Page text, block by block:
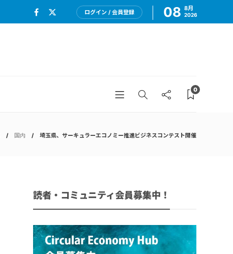
ログイン / 会員登録 08 8月
2026
0
国内 埼玉県、サーキュラーエコノミー推進ビジネスコンテスト開催
読者・コミュニティ会員募集中！